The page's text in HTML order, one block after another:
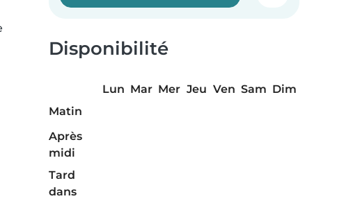
Disponibilité
Lun Mar Mer Jeu Ven Sam Dim
Matin
Après
midi
Tard
dans